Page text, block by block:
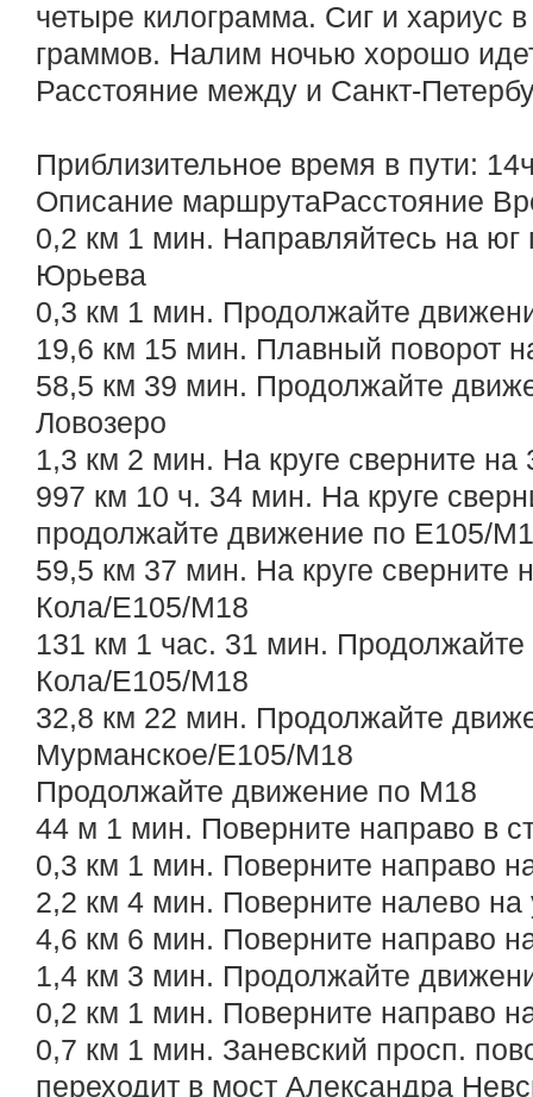
четыре килограмма. Сиг и хариус
граммов. Налим ночью хорошо
Расстояние между и Санкт-
Приблизительное время в пути:
Описание маршрутаРасстояние
0,2 км 1 мин. Направляйтесь на юг
Юрьева
0,3 км 1 мин. Продолжайте
19,6 км 15 мин. Плавный поворот
58,5 км 39 мин. Продолжайте
Ловозеро
1,3 км 2 мин. На круге сверните
997 км 10 ч. 34 мин. На круге
продолжайте движение по E105/
59,5 км 37 мин. На круге сверните
Кола/E105/М18
131 км 1 час. 31 мин.
Кола/E105/М18
32,8 км 22 мин. Продолжайте
Мурманское/E105/М18
Продолжайте движение по М18
44 м 1 мин. Поверните направо в
0,3 км 1 мин. Поверните направо
2,2 км 4 мин. Поверните налево на
4,6 км 6 мин. Поверните направо
1,4 км 3 мин. Продолжайте
0,2 км 1 мин. Поверните направо
0,7 км 1 мин. Заневский просп.
переходит в мост Александра